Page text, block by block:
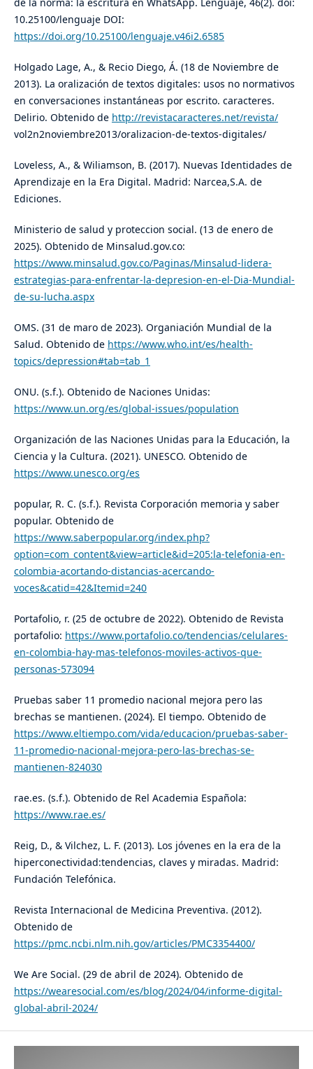
10.25100/lenguaje DOI:
https://doi.org/10.25100/lenguaje.v46i2.6585
Holgado Lage, A., & Recio Diego, Á. (18 de Noviembre de
2013). La oralización de textos digitales: usos no normativos
en conversaciones instantáneas por escrito. caracteres.
Delirio. Obtenido de http://revistacaracteres.net/revista/
vol2n2noviembre2013/oralizacion-de-textos-digitales/
Loveless, A., & Wiliamson, B. (2017). Nuevas Identidades de
Aprendizaje en la Era Digital. Madrid: Narcea,S.A. de
Ediciones.
Ministerio de salud y proteccion social. (13 de enero de
2025). Obtenido de Minsalud.gov.co:
https://www.minsalud.gov.co/Paginas/Minsalud-lidera-
estrategias-para-enfrentar-la-depresion-en-el-Dia-Mundial-
de-su-lucha.aspx
OMS. (31 de maro de 2023). Organiación Mundial de la
Salud. Obtenido de https://www.who.int/es/health-
topics/depression#tab=tab_1
ONU. (s.f.). Obtenido de Naciones Unidas:
https://www.un.org/es/global-issues/population
Organización de las Naciones Unidas para la Educación, la
Ciencia y la Cultura. (2021). UNESCO. Obtenido de
https://www.unesco.org/es
popular, R. C. (s.f.). Revista Corporación memoria y saber
popular. Obtenido de
https://www.saberpopular.org/index.php?
option=com_content&view=article&id=205:la-telefonia-en-
colombia-acortando-distancias-acercando-
voces&catid=42&Itemid=240
Portafolio, r. (25 de octubre de 2022). Obtenido de Revista
portafolio: https://www.portafolio.co/tendencias/celulares-
en-colombia-hay-mas-telefonos-moviles-activos-que-
personas-573094
Pruebas saber 11 promedio nacional mejora pero las
brechas se mantienen. (2024). El tiempo. Obtenido de
https://www.eltiempo.com/vida/educacion/pruebas-saber-
11-promedio-nacional-mejora-pero-las-brechas-se-
mantienen-824030
rae.es. (s.f.). Obtenido de Rel Academia Española:
https://www.rae.es/
Reig, D., & Vilchez, L. F. (2013). Los jóvenes en la era de la
hiperconectividad:tendencias, claves y miradas. Madrid:
Fundación Telefónica.
Revista Internacional de Medicina Preventiva. (2012).
Obtenido de
https://pmc.ncbi.nlm.nih.gov/articles/PMC3354400/
We Are Social. (29 de abril de 2024). Obtenido de
https://wearesocial.com/es/blog/2024/04/informe-digital-
global-abril-2024/